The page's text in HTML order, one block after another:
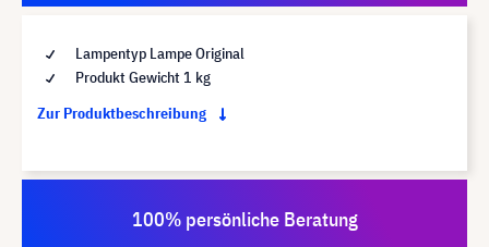
Lampentyp Lampe Original
Produkt Gewicht 1 kg
Zur Produktbeschreibung
100% persönliche Beratung